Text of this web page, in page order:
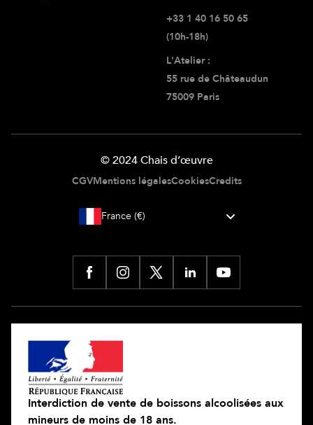
+33 1 40 16 50 65
(10h-18h)
L'Atelier :
55 rue de Châteaudun
75009 Paris
© 2024 Chais d’œuvre
CGVMentions légalesCookiesCredits
France (€)
Interdiction de vente de boissons alcoolisées aux
mineurs de moins de 18 ans.